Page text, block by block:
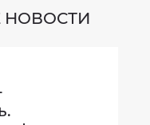
НОВОСТИ